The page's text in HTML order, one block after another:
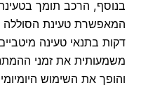
דקות בתנאי טעינה
משמעותית את זמני
והופך את השימוש